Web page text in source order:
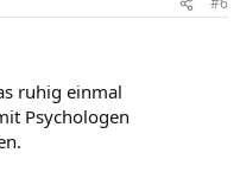
ruhig einmal
Psychologen